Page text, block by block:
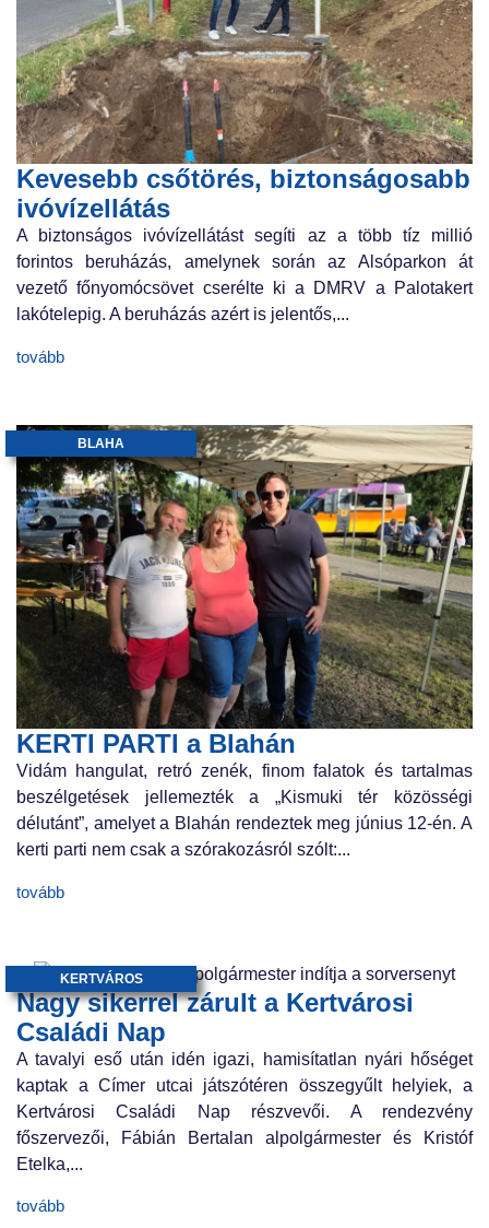
Kevesebb csőtörés, biztonságosabb
ivóvízellátás
A biztonságos ivóvízellátást segíti az a több tíz millió
forintos beruházás, amelynek során az Alsóparkon át
vezető főnyomócsövet cserélte ki a DMRV a Palotakert
lakótelepig. A beruházás azért is jelentős,...
tovább
KERTI PARTI a Blahán
BLAHA
Vidám hangulat, retró zenék, finom falatok és tartalmas
beszélgetések jellemezték a „Kismuki tér közösségi
délutánt”, amelyet a Blahán rendeztek meg június 12-én. A
kerti parti nem csak a szórakozásról szólt:...
tovább
Nagy sikerrel zárult a Kertvárosi
Családi Nap
KERTVÁROS
A tavalyi eső után idén igazi, hamisítatlan nyári hőséget
kaptak a Címer utcai játszótéren összegyűlt helyiek, a
Kertvárosi Családi Nap részvevői. A rendezvény
főszervezői, Fábián Bertalan alpolgármester és Kristóf
Etelka,...
tovább